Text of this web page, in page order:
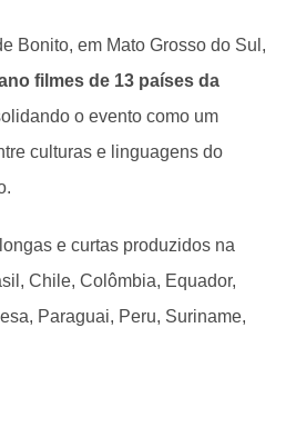
Bonito, em Mato Grosso do Sul,
filmes de 13 países da
o evento como um
culturas e linguagens do
e curtas produzidos na
Chile, Colômbia, Equador,
Paraguai, Peru, Suriname,